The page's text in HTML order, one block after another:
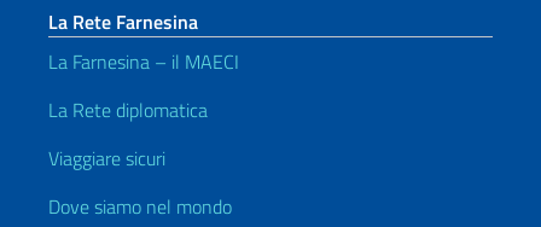
La Rete Farnesina
La Farnesina – il MAECI
La Rete diplomatica
Viaggiare sicuri
Dove siamo nel mondo